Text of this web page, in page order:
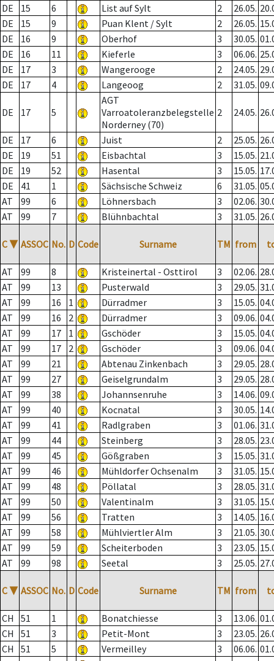
DE
15 6 List auf Sylt 2 26.05.
DE
15 9 Puan Klent / Sylt 2 26.05.
DE
16 9 Oberhof 3 30.05.
DE
16 11 Kieferle 3 06.06.
DE
17 3 Wangerooge 2 24.05.
DE
17 4 Langeoog 2 31.05.
DE 17 5
AGT
Varroatoleranzbelegstelle
Norderney (70)
2 24.05.
DE 17 6 Juist 2 25.05.
DE
19 51 Eisbachtal 3 15.05.
DE
19 52 Hasental 3 15.05.
DE
41 1 Sächsische Schweiz 6 31.05.
AT
99 6 Löhnersbach 3 02.06.
AT
99 7 Blühnbachtal 3 31.05.
C ▼ ASSOC No. D Code Surname TM from
AT 99 8 Kristeinertal - Osttirol 3 02.06.
AT
99 13 Pusterwald 3 29.05.
AT
99 16 1 Dürradmer 3 15.05.
AT
99 16 2 Dürradmer 3 09.06.
AT
99 17 1 Gschöder 3 15.05.
AT
99 17 2 Gschöder 3 09.06.
AT
99 21 Abtenau Zinkenbach 3 29.05.
AT
99 27 Geiselgrundalm 3 29.05.
AT
99 38 Johannsenruhe 3 14.06.
AT
99 40 Kocnatal 3 30.05.
AT
99 41 Radlgraben 3 01.06.
AT
99 44 Steinberg 3 28.05.
AT
99 45 Gößgraben 3 15.05.
AT
99 46 Mühldorfer Ochsenalm 3 31.05.
AT
99 48 Pöllatal 3 28.05.
AT
99 50 Valentinalm 3 31.05.
AT
99 56 Tratten 3 14.05.
AT
99 58 Mühlviertler Alm 3 21.05.
AT
99 59 Scheiterboden 3 23.05.
AT
99 98 Seetal 3 25.05.
C ▼ ASSOC No. D Code Surname TM from
CH 51 1 Bonatchiesse 3 13.06.
CH
51 3 Petit-Mont 3 23.05.
CH
51 5 Vermeilley 3 06.06.